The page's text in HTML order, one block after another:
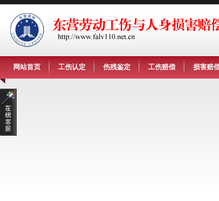
网站首页 工伤认定 伤残鉴定 工伤赔偿 损害赔